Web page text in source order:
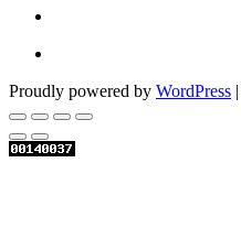
Proudly powered by WordPress |